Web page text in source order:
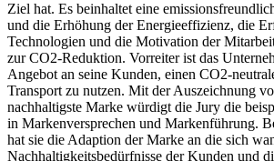
Ziel hat. Es beinhaltet eine
und die Erhöhung der Energieeffizienz, die
Technologien und die Motivation der
zur CO2-Reduktion. Vorreiter ist das
Angebot an seine Kunden, einen CO2-
Transport zu nutzen. Mit der Auszeichnung
nachhaltigste Marke würdigt die Jury die
in Markenversprechen und Markenführung.
hat sie die Adaption der Marke an die sich
Nachhaltigkeitsbedürfnisse der Kunden und